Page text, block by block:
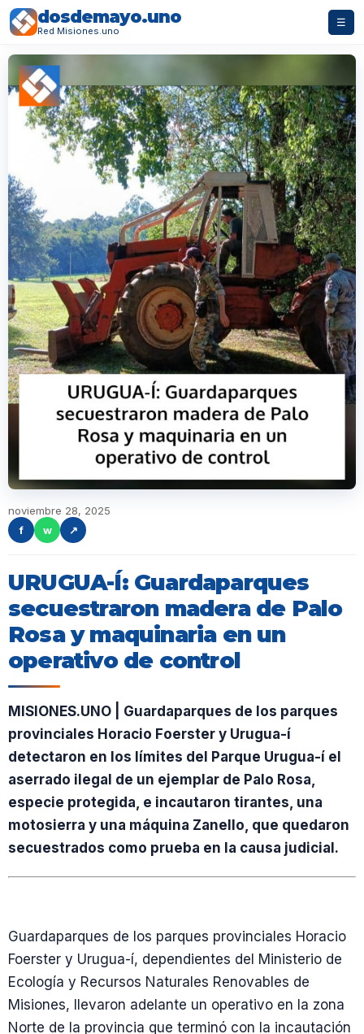
dosdemayo.uno
Red Misiones.uno
☰
noviembre 28, 2025
f
w ↗
URUGUA-Í: Guardaparques
secuestraron madera de Palo
Rosa y maquinaria en un
operativo de control
MISIONES.UNO | Guardaparques de los parques
provinciales Horacio Foerster y Urugua-í
detectaron en los límites del Parque Urugua-í el
aserrado ilegal de un ejemplar de Palo Rosa,
especie protegida, e incautaron tirantes, una
motosierra y una máquina Zanello, que quedaron
secuestrados como prueba en la causa judicial.
Guardaparques de los parques provinciales Horacio
Foerster y Urugua-í, dependientes del Ministerio de
Ecología y Recursos Naturales Renovables de
Misiones, llevaron adelante un operativo en la zona
Norte de la provincia que terminó con la incautación